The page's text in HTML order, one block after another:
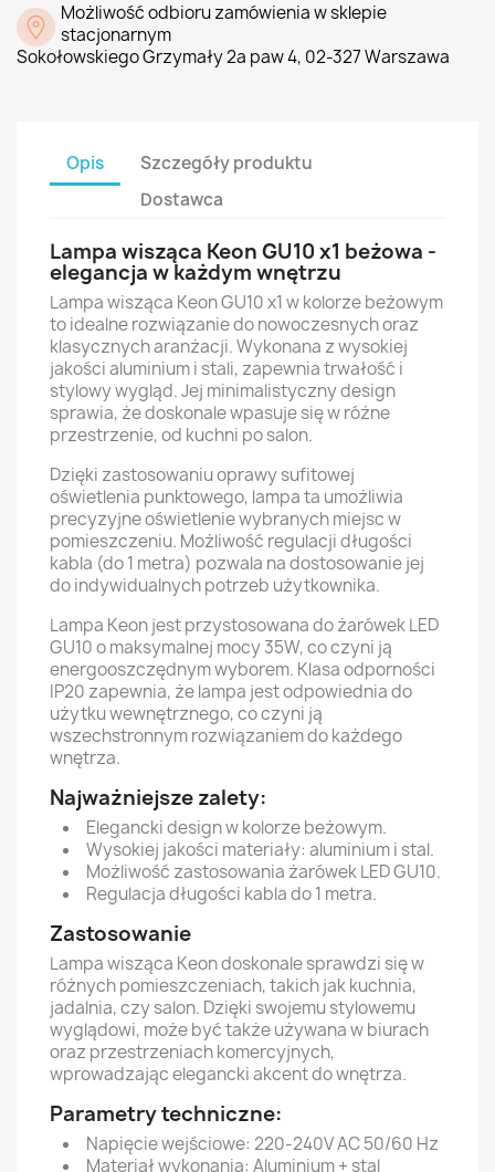
Możliwość odbioru zamówienia w sklepie
stacjonarnym
Sokołowskiego Grzymały 2a paw 4, 02-327 Warszawa
Opis
Szczegóły produktu
Dostawca
Lampa wisząca Keon GU10 x1 beżowa -
elegancja w każdym wnętrzu
Lampa wisząca Keon GU10 x1 w kolorze beżowym
to idealne rozwiązanie do nowoczesnych oraz
klasycznych aranżacji. Wykonana z wysokiej
jakości aluminium i stali, zapewnia trwałość i
stylowy wygląd. Jej minimalistyczny design
sprawia, że doskonale wpasuje się w różne
przestrzenie, od kuchni po salon.
Dzięki zastosowaniu oprawy sufitowej
oświetlenia punktowego, lampa ta umożliwia
precyzyjne oświetlenie wybranych miejsc w
pomieszczeniu. Możliwość regulacji długości
kabla (do 1 metra) pozwala na dostosowanie jej
do indywidualnych potrzeb użytkownika.
Lampa Keon jest przystosowana do żarówek LED
GU10 o maksymalnej mocy 35W, co czyni ją
energooszczędnym wyborem. Klasa odporności
IP20 zapewnia, że lampa jest odpowiednia do
użytku wewnętrznego, co czyni ją
wszechstronnym rozwiązaniem do każdego
wnętrza.
Najważniejsze zalety:
Elegancki design w kolorze beżowym.
Wysokiej jakości materiały: aluminium i stal.
Możliwość zastosowania żarówek LED GU10.
Regulacja długości kabla do 1 metra.
Zastosowanie
Lampa wisząca Keon doskonale sprawdzi się w
różnych pomieszczeniach, takich jak kuchnia,
jadalnia, czy salon. Dzięki swojemu stylowemu
wyglądowi, może być także używana w biurach
oraz przestrzeniach komercyjnych,
wprowadzając elegancki akcent do wnętrza.
Parametry techniczne:
Napięcie wejściowe: 220-240V AC 50/60 Hz
Materiał wykonania: Aluminium + stal